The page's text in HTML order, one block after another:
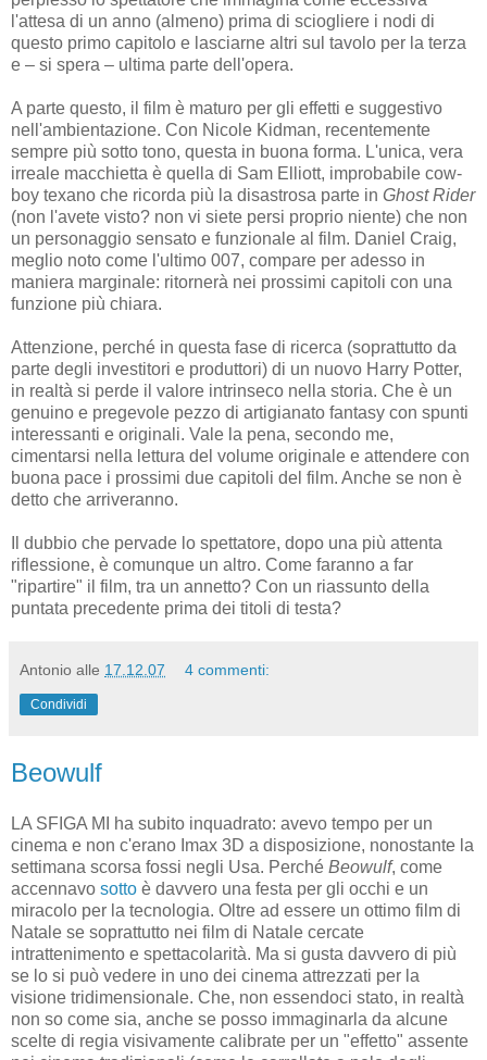
l'attesa di un anno (almeno) prima di sciogliere i nodi di
questo primo capitolo e lasciarne altri sul tavolo per la terza
e – si spera – ultima parte dell'opera.
A parte questo, il film è maturo per gli effetti e suggestivo
nell'ambientazione. Con Nicole Kidman, recentemente
sempre più sotto tono, questa in buona forma. L'unica, vera
irreale macchietta è quella di Sam Elliott, improbabile cow-
boy texano che ricorda più la disastrosa parte in Ghost Rider
(non l'avete visto? non vi siete persi proprio niente) che non
un personaggio sensato e funzionale al film. Daniel Craig,
meglio noto come l'ultimo 007, compare per adesso in
maniera marginale: ritornerà nei prossimi capitoli con una
funzione più chiara.
Attenzione, perché in questa fase di ricerca (soprattutto da
parte degli investitori e produttori) di un nuovo Harry Potter,
in realtà si perde il valore intrinseco nella storia. Che è un
genuino e pregevole pezzo di artigianato fantasy con spunti
interessanti e originali. Vale la pena, secondo me,
cimentarsi nella lettura del volume originale e attendere con
buona pace i prossimi due capitoli del film. Anche se non è
detto che arriveranno.
Il dubbio che pervade lo spettatore, dopo una più attenta
riflessione, è comunque un altro. Come faranno a far
"ripartire" il film, tra un annetto? Con un riassunto della
puntata precedente prima dei titoli di testa?
Antonio alle 17.12.07 4 commenti:
Condividi
Beowulf
LA SFIGA MI ha subito inquadrato: avevo tempo per un
cinema e non c'erano Imax 3D a disposizione, nonostante la
settimana scorsa fossi negli Usa. Perché Beowulf, come
accennavo sotto è davvero una festa per gli occhi e un
miracolo per la tecnologia. Oltre ad essere un ottimo film di
Natale se soprattutto nei film di Natale cercate
intrattenimento e spettacolarità. Ma si gusta davvero di più
se lo si può vedere in uno dei cinema attrezzati per la
visione tridimensionale. Che, non essendoci stato, in realtà
non so come sia, anche se posso immaginarla da alcune
scelte di regia visivamente calibrate per un "effetto" assente